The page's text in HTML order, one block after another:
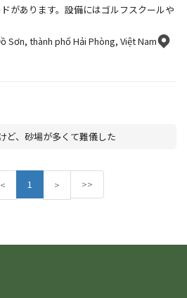
があります。設備にはゴルフスクールや
Sơn, thành phố Hải Phòng, Việt Nam
ど、砂場が多くて難儀した
<P
r
1 >N
e
>>